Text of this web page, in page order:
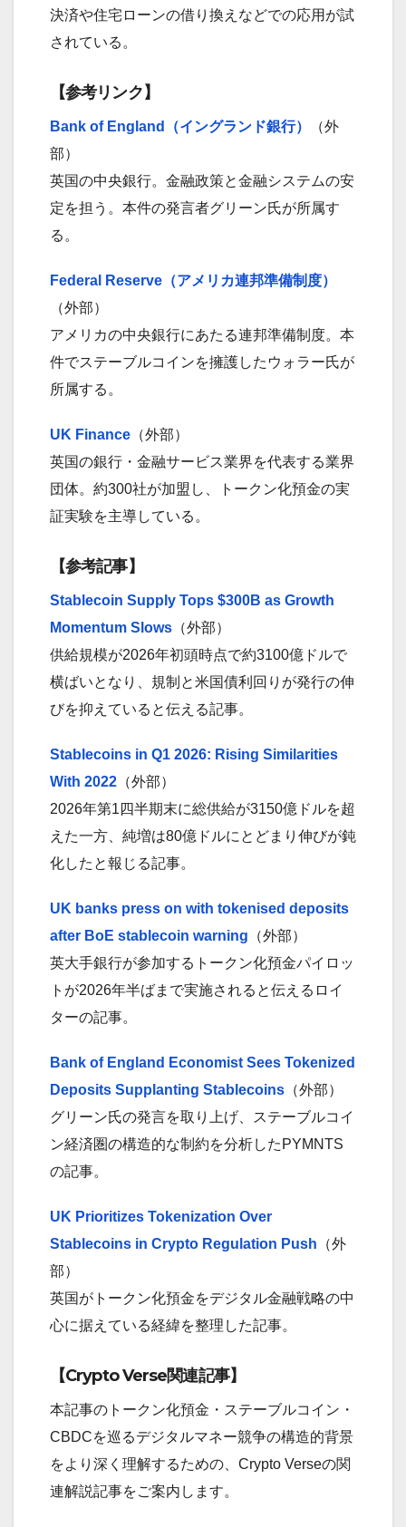
決済や住宅ローンの借り換えなどでの応用が試
されている。
【参考リンク】
Bank of England（イングランド銀行）
（外
部）
英国の中央銀行。金融政策と金融システムの安
定を担う。本件の発言者グリーン氏が所属す
る。
Federal Reserve（アメリカ連邦準備制度）
（外部）
アメリカの中央銀行にあたる連邦準備制度。本
件でステーブルコインを擁護したウォラー氏が
所属する。
UK Finance （外部）
英国の銀行・金融サービス業界を代表する業界
団体。約300社が加盟し、トークン化預金の実
証実験を主導している。
【参考記事】
Stablecoin Supply Tops $300B as Growth
Momentum Slows （外部）
供給規模が2026年初頭時点で約3100億ドルで
横ばいとなり、規制と米国債利回りが発行の伸
びを抑えていると伝える記事。
Stablecoins in Q1 2026: Rising Similarities
With 2022 （外部）
2026年第1四半期末に総供給が3150億ドルを超
えた一方、純増は80億ドルにとどまり伸びが鈍
化したと報じる記事。
UK banks press on with tokenised deposits
after BoE stablecoin warning （外部）
英大手銀行が参加するトークン化預金パイロッ
トが2026年半ばまで実施されると伝えるロイ
ターの記事。
Bank of England Economist Sees Tokenized
Deposits Supplanting Stablecoins （外部）
グリーン氏の発言を取り上げ、ステーブルコイ
ン経済圏の構造的な制約を分析したPYMNTS
の記事。
UK Prioritizes Tokenization Over
Stablecoins in Crypto Regulation Push （外
部）
英国がトークン化預金をデジタル金融戦略の中
心に据えている経緯を整理した記事。
【Crypto Verse関連記事】
本記事のトークン化預金・ステーブルコイン・
CBDCを巡るデジタルマネー競争の構造的背景
をより深く理解するための、Crypto Verseの関
連解説記事をご案内します。